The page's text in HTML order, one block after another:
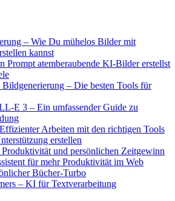
– Wie Du mühelos Bilder mit
kannst
Prompt atemberaubende KI-Bilder erstellst
– Die besten Tools für
E 3 – Ein umfassender Guide zu
Arbeiten mit den richtigen Tools
erstellen
und persönlichen Zeitgewinn
für mehr Produktivität im Web
Bücher-Turbo
– KI für Textverarbeitung